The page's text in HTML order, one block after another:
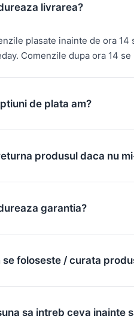
livrarea?
plasate inainte de ora
Comenzile dupa ora 14
de plata am?
produsul daca nu
garantia?
se foloseste / curata
sa intreb ceva inainte